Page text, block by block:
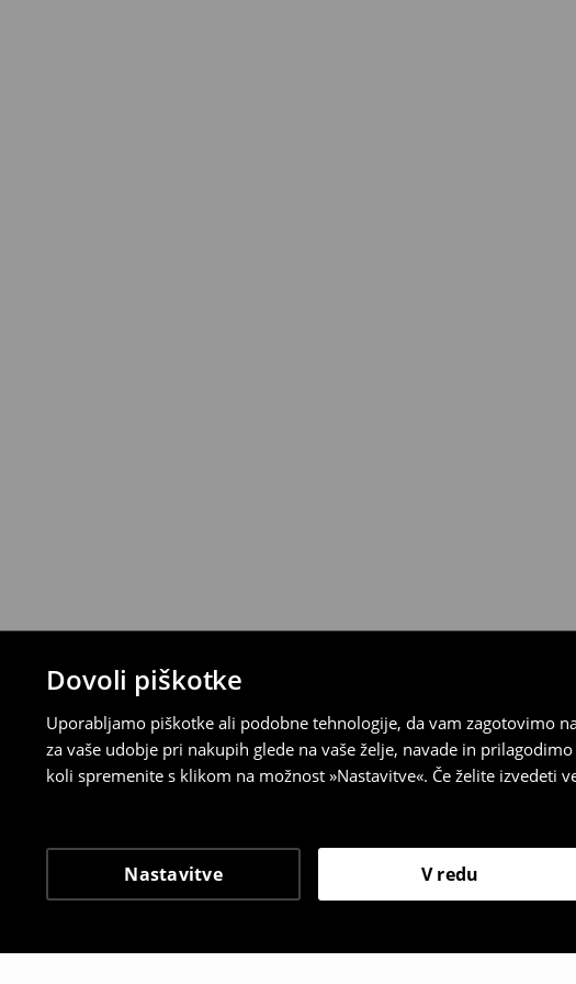
Dovoli piškotke
Uporabljamo piškotke ali podobne tehnologije, da vam zagotovimo
za vaše udobje pri nakupih glede na vaše želje, navade in
koli spremenite s klikom na možnost »Nastavitve«. Če želite izvedeti
Nastavitve V redu